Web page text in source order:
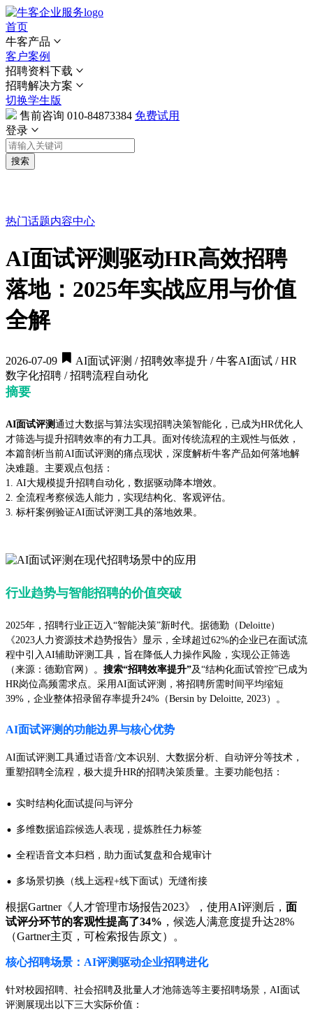
首页
牛客产品
客户案例
招聘资料下载
招聘解决方案
切换学生版
售前咨询 010-84873384 免费试用
登录
搜索
热门话题内容中心
AI面试评测驱动HR高效招聘
落地：2025年实战应用与价值
全解
2026-07-09
AI面试评测 / 招聘效率提升 / 牛客AI面试 / HR
数字化招聘 / 招聘流程自动化
摘要
AI面试评测通过大数据与算法实现招聘决策智能化，已成为HR优化人
才筛选与提升招聘效率的有力工具。面对传统流程的主观性与低效，
本篇剖析当前AI面试评测的痛点现状，深度解析牛客产品如何落地解
决难题。主要观点包括：
1. AI大规模提升招聘自动化，数据驱动降本增效。
2. 全流程考察候选人能力，实现结构化、客观评估。
3. 标杆案例验证AI面试评测工具的落地效果。
行业趋势与智能招聘的价值突破
2025年，招聘行业正迈入“智能决策”新时代。据德勤（Deloitte）
《2023人力资源技术趋势报告》显示，全球超过62%的企业已在面试流
程中引入AI辅助评测工具，旨在降低人力操作风险，实现公正筛选
（来源：德勤官网）。 搜索“招聘效率提升”及“结构化面试管控”已成为
HR岗位高频需求点。采用AI面试评测，将招聘所需时间平均缩短
39%，企业整体招录留存率提升24%（Bersin by Deloitte, 2023）。
AI面试评测的功能边界与核心优势
AI面试评测工具通过语音/文本识别、大数据分析、自动评分等技术，
重塑招聘全流程，极大提升HR的招聘决策质量。主要功能包括：
· 实时结构化面试提问与评分
· 多维数据追踪候选人表现，提炼胜任力标签
· 全程语音文本归档，助力面试复盘和合规审计
· 多场景切换（线上远程+线下面试）无缝衔接
根据Gartner《人才管理市场报告2023》，使用AI评测后， 面
试评分环节的客观性提高了34% ，候选人满意度提升达28%
（Gartner主页，可检索报告原文）。
核心招聘场景：AI评测驱动企业招聘进化
针对校园招聘、社会招聘及批量人才池筛选等主要招聘场景，AI面试
评测展现出以下三大实际价值：